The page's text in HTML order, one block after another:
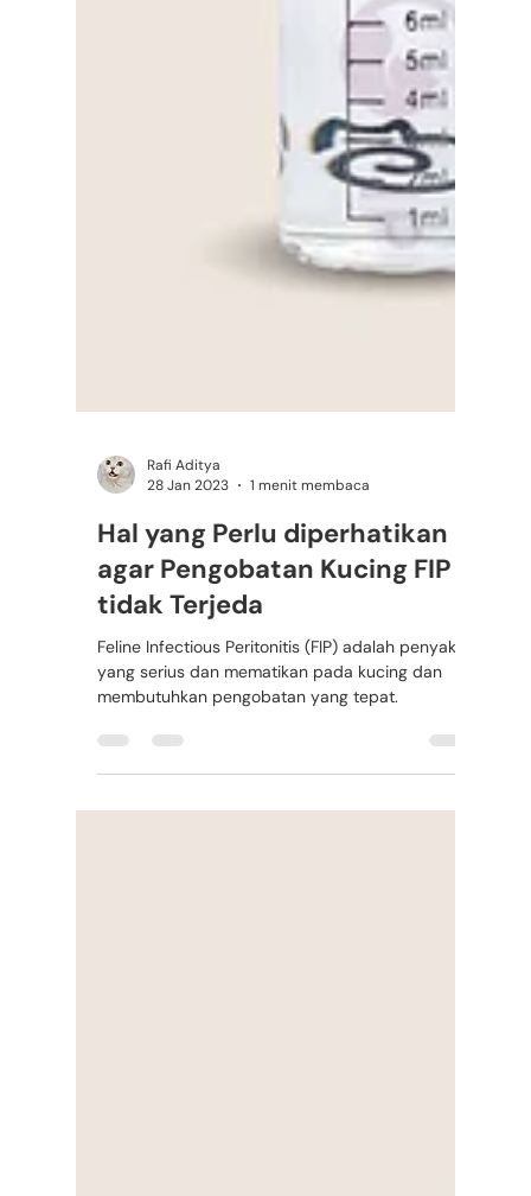
Rafi Aditya
28 Jan 2023
1 menit membaca
Hal yang Perlu diperhatikan
agar Pengobatan Kucing FIP
tidak Terjeda
Feline Infectious Peritonitis (FIP) adalah penyakit